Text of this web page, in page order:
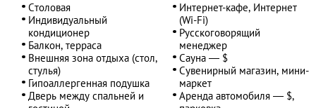
Cтоловая
Индивидуальный
кондиционер
Балкон, терраса
Внешняя зона отдыха (стол,
стулья)
Гипоаллергенная подушка
Дверь между спальней и
Интернет-кафе, Интернет
(Wi-Fi)
Русскоговорящий
менеджер
Сауна — $
Сувенирный магазин, мини-
маркет
Аренда автомобиля — $,